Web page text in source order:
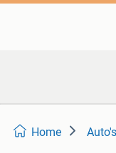
Home Auto's